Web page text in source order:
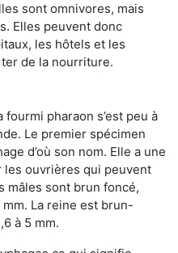
sont omnivores, mais
Elles peuvent donc
les hôtels et les
de la nourriture.
fourmi pharaon s’est peu à
Le premier spécimen
d’où son nom. Elle a une
ouvrières qui peuvent
mâles sont brun foncé,
La reine est brun-
à 5 mm.